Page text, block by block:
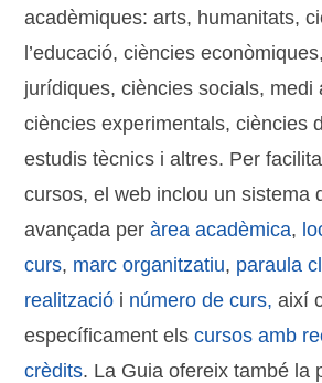
acadèmiques: arts, humanitats,
l’educació, ciències
jurídiques, ciències socials, medi
ciències experimentals, ciències
estudis tècnics i altres. Per
cursos, el web inclou un sistema
avançada peràrea acadèmica,
curs, marc organitzatiu, paraula
realització i número de curs, així
específicament elscursos amb
crèdits. La Guia ofereix també la